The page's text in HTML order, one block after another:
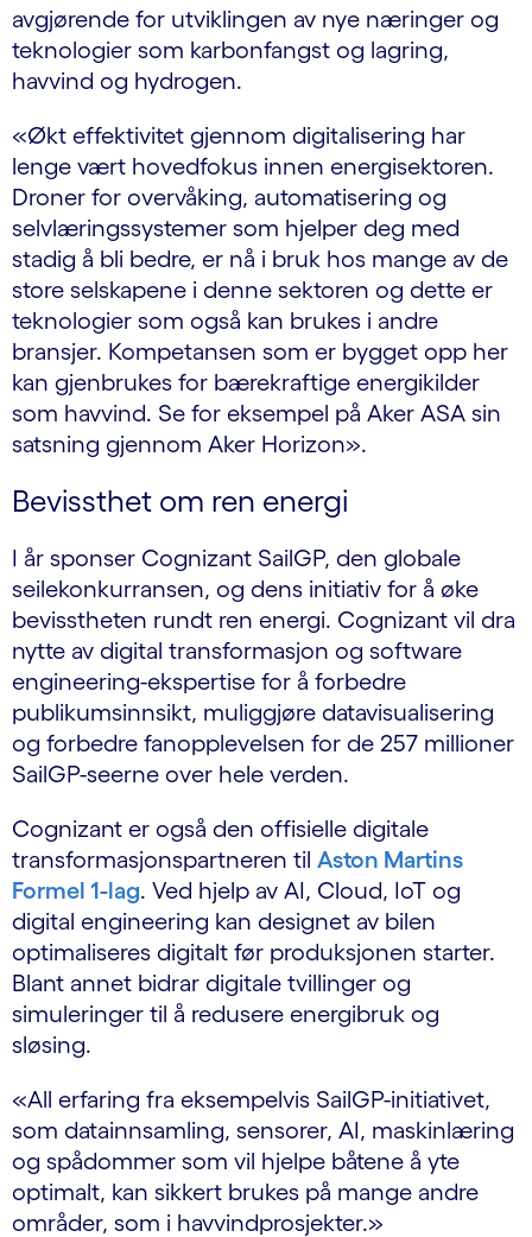
avgjørende for utviklingen av nye næringer og
teknologier som karbonfangst og lagring,
havvind og hydrogen.
«Økt effektivitet gjennom digitalisering har
lenge vært hovedfokus innen energisektoren.
Droner for overvåking, automatisering og
selvlæringssystemer som hjelper deg med
stadig å bli bedre, er nå i bruk hos mange av de
store selskapene i denne sektoren og dette er
teknologier som også kan brukes i andre
bransjer. Kompetansen som er bygget opp her
kan gjenbrukes for bærekraftige energikilder
som havvind. Se for eksempel på Aker ASA sin
satsning gjennom Aker Horizon».
Bevissthet om ren energi
I år sponser Cognizant SailGP, den globale
seilekonkurransen, og dens initiativ for å øke
bevisstheten rundt ren energi. Cognizant vil dra
nytte av digital transformasjon og software
engineering-ekspertise for å forbedre
publikumsinnsikt, muliggjøre datavisualisering
og forbedre fanopplevelsen for de 257 millioner
SailGP-seerne over hele verden.
Cognizant er også den offisielle digitale
transformasjonspartneren til Aston Martins
Formel 1-lag. Ved hjelp av AI, Cloud, IoT og
digital engineering kan designet av bilen
optimaliseres digitalt før produksjonen starter.
Blant annet bidrar digitale tvillinger og
simuleringer til å redusere energibruk og
sløsing.
«All erfaring fra eksempelvis SailGP-initiativet,
som datainnsamling, sensorer, AI, maskinlæring
og spådommer som vil hjelpe båtene å yte
optimalt, kan sikkert brukes på mange andre
områder, som i havvindprosjekter.»